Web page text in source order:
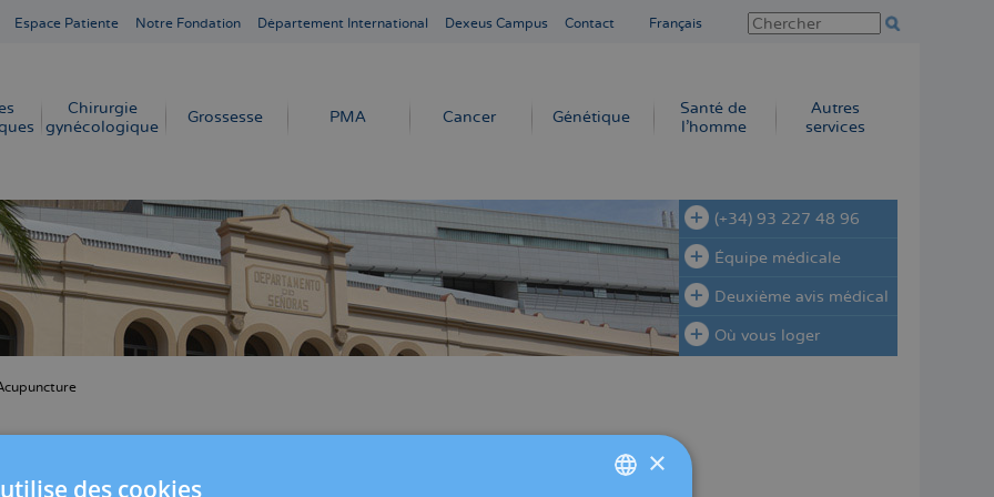
Espace Patiente Notre Fondation Département International Dexeus Campus Contact Français
Chirurgie
gynécologique
Grossesse PMA Cancer Génétique
Santé de
l’homme
Autres
services
(+34) 93 227 48 96
Équipe médicale
Deuxième avis médical
Où vous loger
×
des cookies